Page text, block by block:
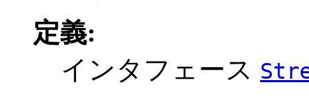
定義:
インタフェース